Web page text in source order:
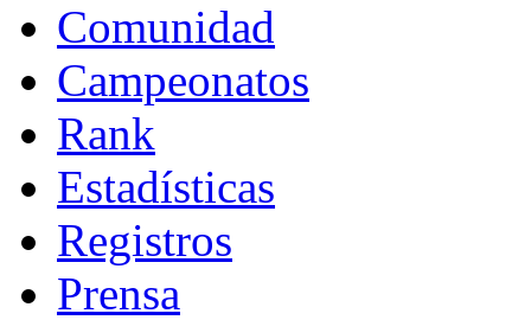
Comunidad
Campeonatos
Rank
Estadísticas
Registros
Prensa